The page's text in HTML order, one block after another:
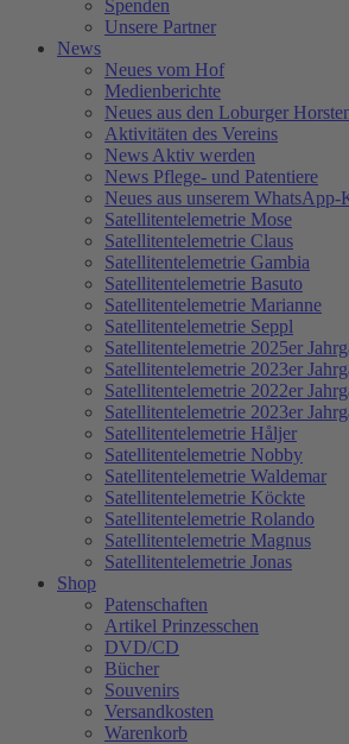
Spenden
Unsere Partner
News
Neues vom Hof
Medienberichte
Neues aus den Loburger
Aktivitäten des Vereins
News Aktiv werden
News Pflege- und Patentiere
Neues aus unserem WhatsApp-
Satellitentelemetrie Mose
Satellitentelemetrie Claus
Satellitentelemetrie Gambia
Satellitentelemetrie Basuto
Satellitentelemetrie Marianne
Satellitentelemetrie Seppl
Satellitentelemetrie 2025er
Satellitentelemetrie 2023er
Satellitentelemetrie 2022er
Satellitentelemetrie 2023er
Satellitentelemetrie Håljer
Satellitentelemetrie Nobby
Satellitentelemetrie Waldemar
Satellitentelemetrie Köckte
Satellitentelemetrie Rolando
Satellitentelemetrie Magnus
Satellitentelemetrie Jonas
Shop
Patenschaften
Artikel Prinzesschen
DVD/CD
Bücher
Souvenirs
Versandkosten
Warenkorb